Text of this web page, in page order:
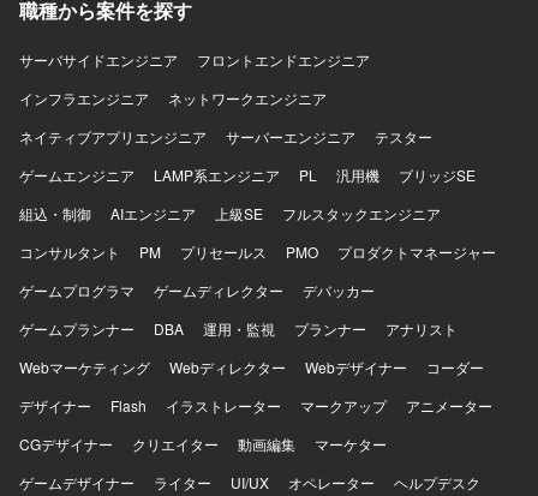
職種から案件を探す
サーバサイドエンジニア
フロントエンドエンジニア
インフラエンジニア
ネットワークエンジニア
ネイティブアプリエンジニア
サーバーエンジニア
テスター
ゲームエンジニア
LAMP系エンジニア PL 汎用機
ブリッジSE
組込・制御
AIエンジニア 上級SE
フルスタックエンジニア
コンサルタント
PM プリセールス PMO
プロダクトマネージャー
ゲームプログラマ
ゲームディレクター
デバッカー
ゲームプランナー
DBA 運用・監視 プランナー
アナリスト
Webマーケティング
Webディレクター Webデザイナー
コーダー
デザイナー
Flash イラストレーター マークアップ
アニメーター
CGデザイナー
クリエイター 動画編集
マーケター
ゲームデザイナー
ライター UI/UX オペレーター
ヘルプデスク